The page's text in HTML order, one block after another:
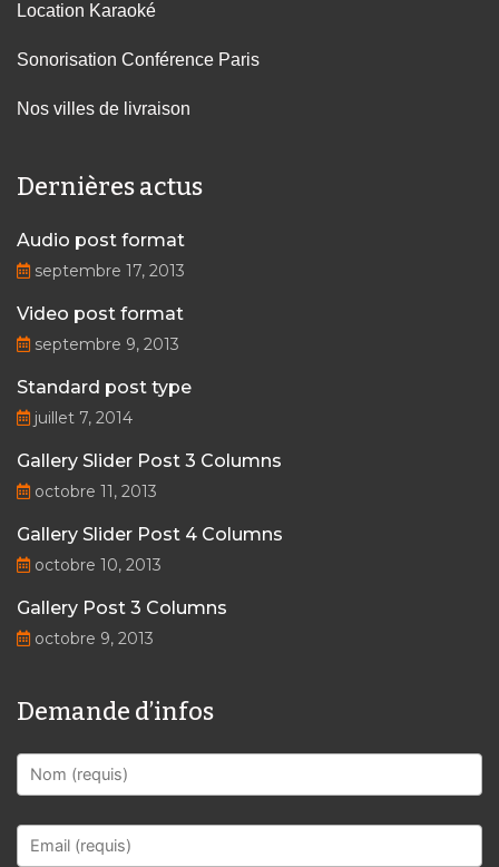
Location Karaoké
Sonorisation Conférence Paris
Nos villes de livraison
Dernières actus
Audio post format
septembre 17, 2013
Video post format
septembre 9, 2013
Standard post type
juillet 7, 2014
Gallery Slider Post 3 Columns
octobre 11, 2013
Gallery Slider Post 4 Columns
octobre 10, 2013
Gallery Post 3 Columns
octobre 9, 2013
Demande d’infos